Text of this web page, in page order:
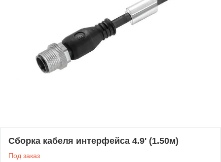
Сборка кабеля интерфейса 4.9' (1.50м)
Под заказ